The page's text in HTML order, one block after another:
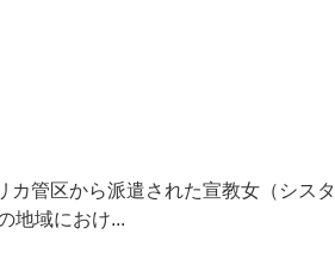
管区から派遣された宣教女（シスタ
地域におけ...